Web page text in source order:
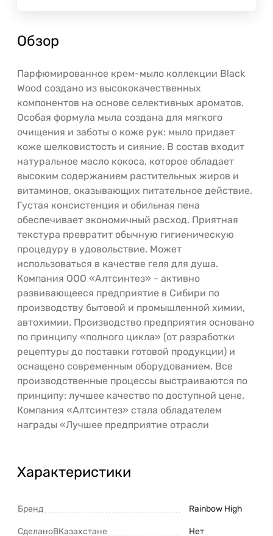
Обзор
Парфюмированное крем-мыло коллекции Black
Wood создано из высококачественных
компонентов на основе селективных ароматов.
Особая формула мыла создана для мягкого
очищения и заботы о коже рук: мыло придает
коже шелковистость и сияние. В состав входит
натуральное масло кокоса, которое обладает
высоким содержанием растительных жиров и
витаминов, оказывающих питательное действие.
Густая консистенция и обильная пена
обеспечивает экономичный расход. Приятная
текстура превратит обычную гигиеническую
процедуру в удовольствие. Может
использоваться в качестве геля для душа.
Компания ООО «Алтсинтез» - активно
развивающееся предприятие в Сибири по
производству бытовой и промышленной химии,
автохимии. Производство предприятия основано
по принципу «полного цикла» (от разработки
рецептуры до поставки готовой продукции) и
оснащено современным оборудованием. Все
производственные процессы выстраиваются по
принципу: лучшее качество по доступной цене.
Компания «Алтсинтез» стала обладателем
награды «Лучшее предприятие отрасли
Характеристики
Бренд Rainbow High
СделаноВКазахстане Нет